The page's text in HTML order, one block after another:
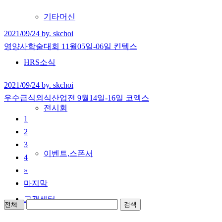
기타머신
HRS소식
전시회
이벤트,스폰서
고객센터
2021/09/24 by. skchoi
영양사학술대회 11월05일-06일 킨텍스
2021/09/24 by. skchoi
우수급식외식산업전 9월14일-16일 코엑스
1
2
3
4
»
마지막
검색